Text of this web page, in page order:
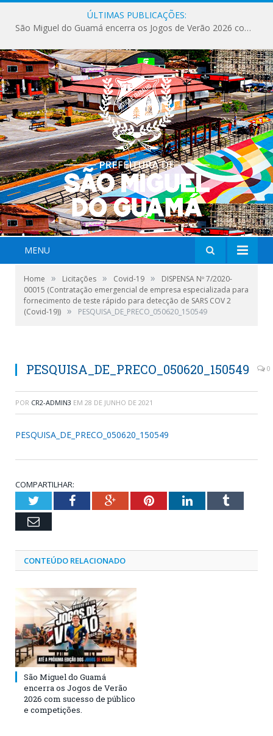
ÚLTIMAS PUBLICAÇÕES:
Milhares de fiéis tomam as ruas de São Miguel do Guamá em uma grande celebração de fé na Marcha para Jesus 2026.
MENU
Home » Licitações » Covid-19 »
DISPENSA Nº 7/2020-
00015 (Contratação emergencial de empresa especializada para
fornecimento de teste rápido para detecção de SARS COV 2
(Covid-19)) » PESQUISA_DE_PRECO_050620_150549
PESQUISA_DE_PRECO_050620_150549 0
POR CR2-ADMIN3 EM 28 DE JUNHO DE 2021
PESQUISA_DE_PRECO_050620_150549
COMPARTILHAR:
TwitterFacebookGoogle+PinterestLinkedInTumblr
Email
CONTEÚDO RELACIONADO
São Miguel do Guamá
encerra os Jogos de Verão
2026 com sucesso de público
e competições.